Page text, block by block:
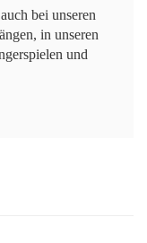
bei unseren
in unseren
und